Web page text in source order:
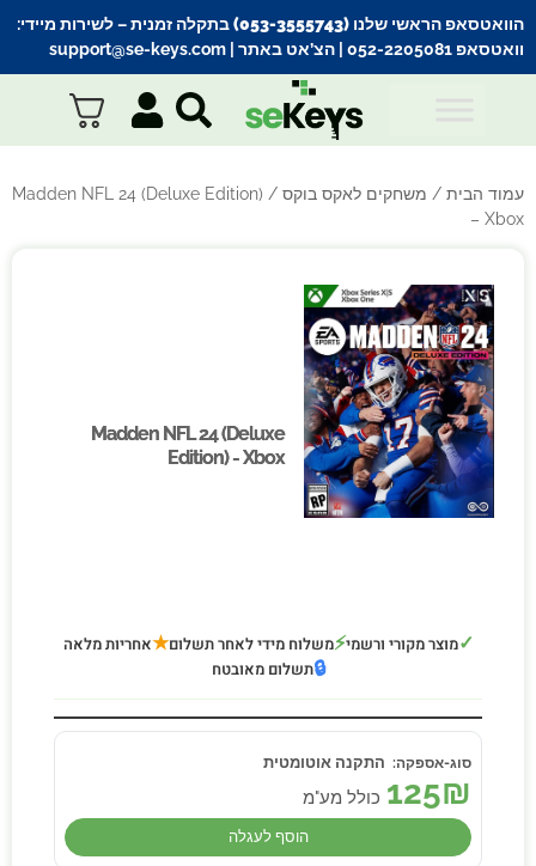
הוואטסאפ הראשי שלנו (053-3555743) בתקלה זמנית
– לשירות מיידי:
וואטסאפ 052-2205081
| הצ’אט באתר | support@se-keys.com
עמוד הבית / משחקים לאקס בוקס
/ Madden NFL 24 (Deluxe Edition)
– Xbox
Madden NFL 24 (Deluxe
Edition) - Xbox
Madden NFL 24 (Deluxe
Edition) - Xbox
✓מוצר מקורי ורשמי⚡משלוח מידי לאחר תשלום★אחריות מלאה
🔒תשלום מאובטח
התקנה אוטומטית
125₪ כולל מע"מ
הוסף לעגלה